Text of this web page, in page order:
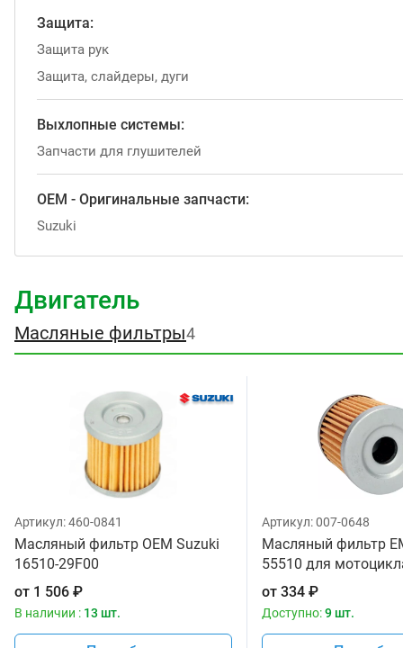
Защита:
Защита рук
Защита, слайдеры, дуги
Выхлопные системы:
Запчасти для глушителей
OEM - Оригинальные запчасти:
Suzuki
Двигатель
Масляные фильтры4
Артикул:460-0841
Масляный фильтр OEM Suzuki
16510-29F00
от 1 506 ₽
В наличии : 13 шт.
Артикул:007-0648
Масляный фильтр
55510 для
от 334 ₽
Доступно:9 шт.